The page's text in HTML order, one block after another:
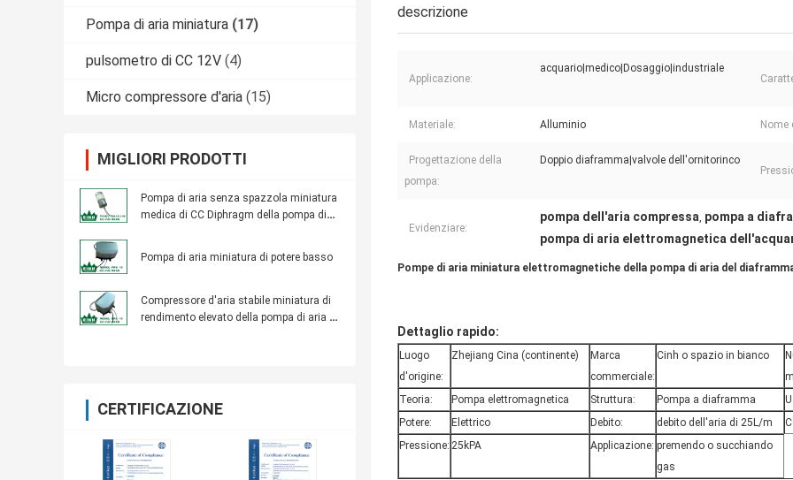
Pompa di aria miniatura (17)
pulsometro di CC 12V (4)
Micro compressore d'aria (15)
MIGLIORI PRODOTTI
Pompa di aria senza spazzola miniatura
medica di CC Diphragm della pompa di
Pompa di aria miniatura di potere basso
Compressore d'aria stabile miniatura di
rendimento elevato della pompa di aria di
CERTIFICAZIONE
descrizione
Applicazione:
acquario|medico|Dosaggio|industriale
Materiale: Alluminio Nome
Progettazione della
pompa:
Doppio diaframma|valvole dell'ornitorinco
Evidenziare:
pompa dell'aria compressa, pompa a
pompa di aria elettromagnetica
Pompe di aria miniatura elettromagnetiche della pompa di aria del
Dettaglio rapido:
Luogo
d'origine:
Zhejiang Cina (continente)
Marca
commerciale:
Cinh o spazio in bianco
Teoria: Pompa elettromagnetica Struttura: Pompa a diaframma
Potere:
Elettrico Debito: debito dell'aria di 25L/m
Pressione: 25kPA Applicazione: premendo o succhiando
gas